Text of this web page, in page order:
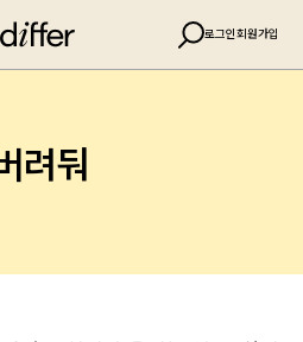
로그인회원가입
려둬